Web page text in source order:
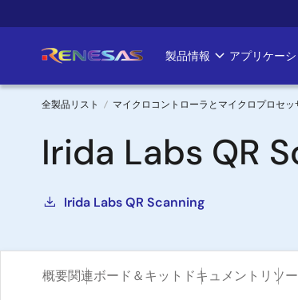
イ
ン
Main
製品情報 アプリケー
パ
ン
く
ず
全製品リスト マイクロコントローラとマイクロプロセッ
Irida Labs QR
Irida Labs QR Scanning
概要関連ボード＆キット ドキュメント リソ